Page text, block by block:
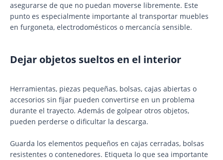
asegurarse de que no puedan moverse libremente. Este
punto es especialmente importante al transportar muebles
en furgoneta, electrodomésticos o mercancía sensible.
Dejar objetos sueltos en el interior
Herramientas, piezas pequeñas, bolsas, cajas abiertas o
accesorios sin fijar pueden convertirse en un problema
durante el trayecto. Además de golpear otros objetos,
pueden perderse o dificultar la descarga.
Guarda los elementos pequeños en cajas cerradas, bolsas
resistentes o contenedores. Etiqueta lo que sea importante